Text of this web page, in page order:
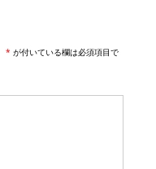
* が付いている欄は必須項目で